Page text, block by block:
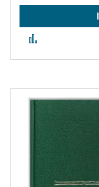
hinzufügen